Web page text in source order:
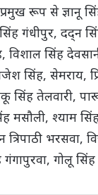
रूप से ज्ञानू
गंधीपुर, दद्न
विशाल सिंह
सिंह, सेमराय,
सिंह तेलवारी,
मसौली, श्याम
भरसवा,
गोलू